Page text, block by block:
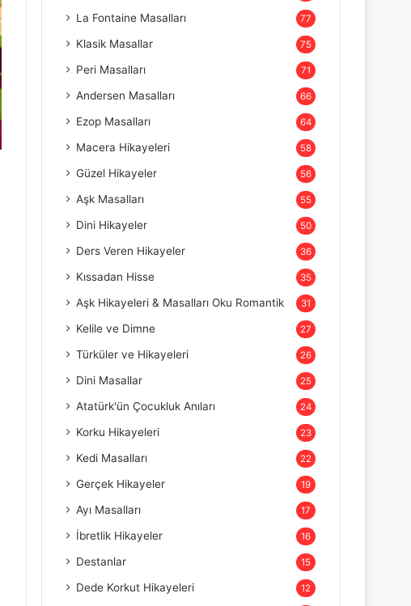
La Fontaine Masalları 77
Klasik Masallar 75
Peri Masalları 71
Andersen Masalları 66
Ezop Masalları 64
Macera Hikayeleri 58
Güzel Hikayeler 56
Aşk Masalları 55
Dini Hikayeler 50
Ders Veren Hikayeler 36
Kıssadan Hisse 35
Aşk Hikayeleri & Masalları Oku Romantik 31
Kelile ve Dimne 27
Türküler ve Hikayeleri 26
Dini Masallar 25
Atatürk'ün Çocukluk Anıları 24
Korku Hikayeleri 23
Kedi Masalları 22
Gerçek Hikayeler 19
Ayı Masalları 17
İbretlik Hikayeler 16
Destanlar 15
Dede Korkut Hikayeleri 12